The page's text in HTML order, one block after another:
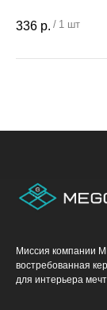
336 р. / 1 шт
Миссия компании
востребованная
для интерьера